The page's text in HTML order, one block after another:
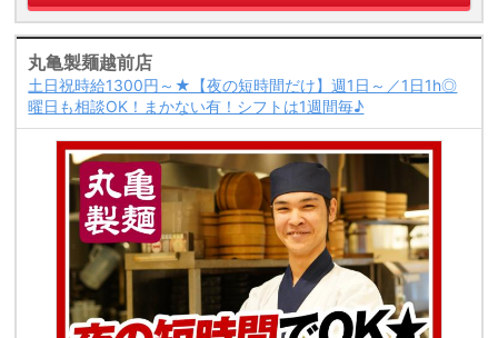
丸亀製麺越前店
土日祝時給1300円～★【夜の短時間だけ】週1日～／1日1h◎
曜日も相談OK！まかない有！シフトは1週間毎♪